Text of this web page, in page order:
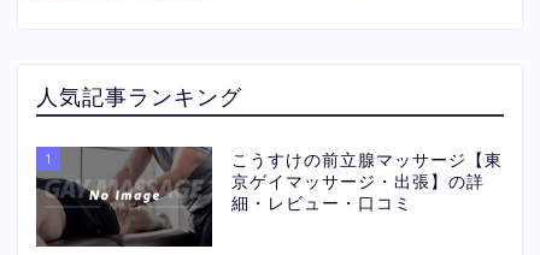
人気記事ランキング
1
こうすけの前立腺マッサージ【東
京ゲイマッサージ・出張】の詳
細・レビュー・口コミ